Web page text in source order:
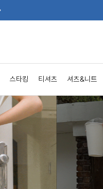
스타킹 티셔츠 셔츠&니트